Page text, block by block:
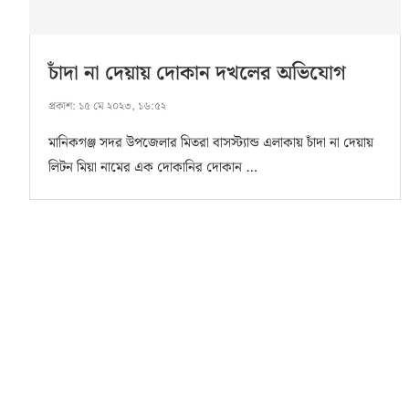
চাঁদা না দেয়ায় দোকান দখলের অভিযোগ
প্রকাশ: ১৫ মে ২০২৩, ১৬:৫২
মানিকগঞ্জ সদর উপজেলার মিতরা বাসস্ট্যান্ড এলাকায় চাঁদা না দেয়ায়
লিটন মিয়া নামের এক দোকানির দোকান …